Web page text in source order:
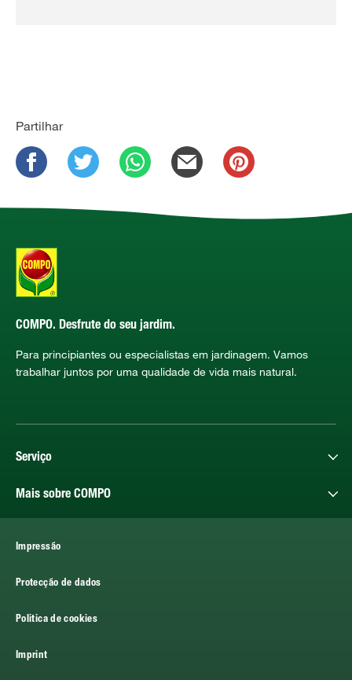
Partilhar
COMPO. Desfrute do seu jardim.
Para principiantes ou especialistas em jardinagem. Vamos
trabalhar juntos por uma qualidade de vida mais natural.
Serviço
Mais sobre COMPO
Impressão
Protecção de dados
Politica de cookies
Imprint